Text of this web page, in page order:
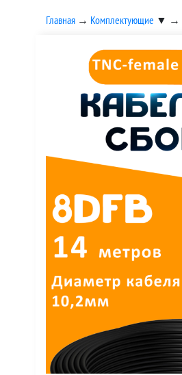
Главная → Комплектующие ▼ →